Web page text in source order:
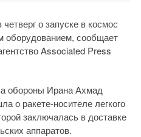
о запуске в космос
оборудованием, сообщает
Associated Press
обороны Ирана Ахмад
о ракете-носителе легкого
заключалась в доставке
аппаратов.